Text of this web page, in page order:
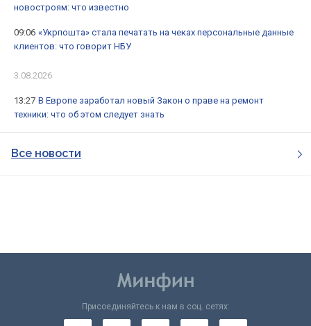
новостроям: что известно
09:06 «Укрпошта» стала печатать на чеках персональные данные
клиентов: что говорит НБУ
3.08.2026
13:27 В Европе заработал новый Закон о праве на ремонт
техники: что об этом следует знать
Все новости
Присоединяйтесь к нам в соц. сетях: